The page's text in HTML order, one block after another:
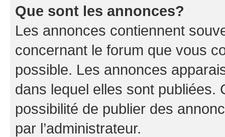
Que sont les annonces?
Les annonces contiennent
concernant le forum que vous
possible. Les annonces
dans lequel elles sont publiées.
possibilité de publier des
par l’administrateur.